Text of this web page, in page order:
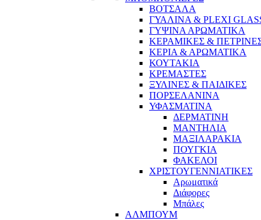
ΒΟΤΣΑΛΑ
ΓΥΑΛΙΝΑ & PLEXI
ΓΥΨΙΝΑ ΑΡΩΜΑΤΙΚΑ
ΚΕΡΑΜΙΚΕΣ &
ΚΕΡΙΑ & ΑΡΩΜΑΤΙΚΑ
ΚΟΥΤΑΚΙΑ
ΚΡΕΜΑΣΤΕΣ
ΞΥΛΙΝΕΣ & ΠΑΙΔΙΚΕΣ
ΠΟΡΣΕΛΑΝΙΝΑ
ΥΦΑΣΜΑΤΙΝA
ΔΕΡΜΑΤΙΝΗ
ΜΑΝΤΗΛΙΑ
ΜΑΞΙΛΑΡΑΚΙΑ
ΠΟΥΓΚΙΑ
ΦΑΚΕΛΟΙ
ΧΡΙΣΤΟΥΓΕΝΝΙΑΤΙΚΕΣ
Αρωματικά
Διάφορες
Μπάλες
ΑΛΜΠΟΥΜ